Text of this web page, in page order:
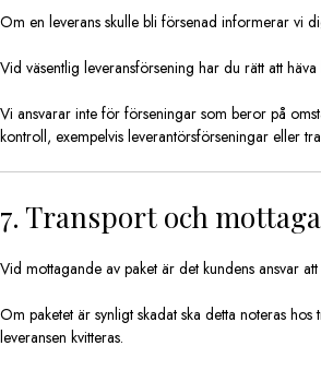
Om en leverans skulle bli försenad informerar vi
Vid väsentlig leveransförsening har du rätt att häva
Vi ansvarar inte för förseningar som beror på
kontroll, exempelvis leverantörsförseningar eller
7. Transport och
Vid mottagande av paket är det kundens ansvar
Om paketet är synligt skadat ska detta noteras hos
leveransen kvitteras.